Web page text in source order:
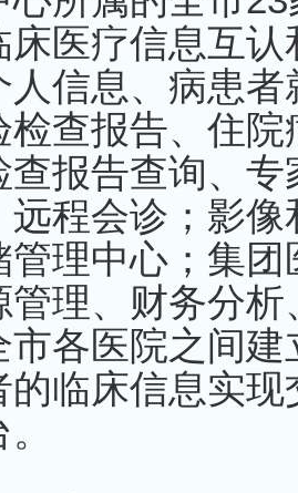
床医疗信息互
人信息、病患者
检查报告、住院
查报告查询、
远程会诊；影
管理中心；集团
管理、财务分
市各医院之间建
的临床信息实现